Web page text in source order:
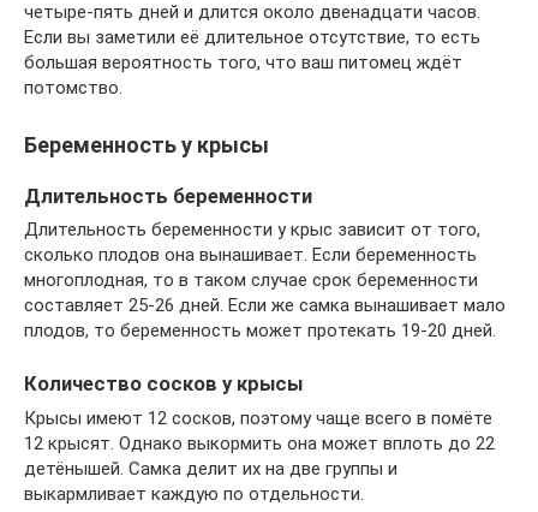
четыре-пять дней и длится около двенадцати часов.
Если вы заметили её длительное отсутствие, то есть
большая вероятность того, что ваш питомец ждёт
потомство.
Беременность у крысы
Длительность беременности
Длительность беременности у крыс зависит от того,
сколько плодов она вынашивает. Если беременность
многоплодная, то в таком случае срок беременности
составляет 25-26 дней. Если же самка вынашивает мало
плодов, то беременность может протекать 19-20 дней.
Количество сосков у крысы
Крысы имеют 12 сосков, поэтому чаще всего в помёте
12 крысят. Однако выкормить она может вплоть до 22
детёнышей. Самка делит их на две группы и
выкармливает каждую по отдельности.